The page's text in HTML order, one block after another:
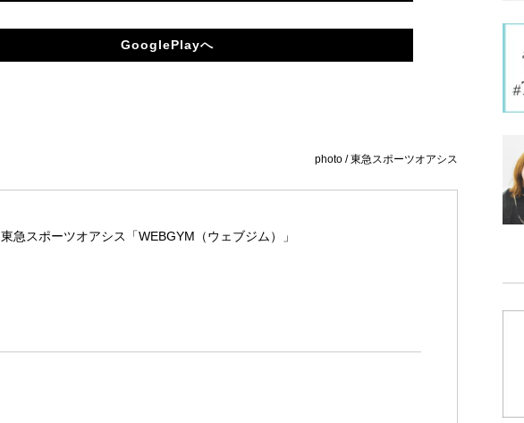
GooglePlayへ
photo / 東急スポーツオアシス
東急スポーツオアシス「WEBGYM（ウェブジム）」